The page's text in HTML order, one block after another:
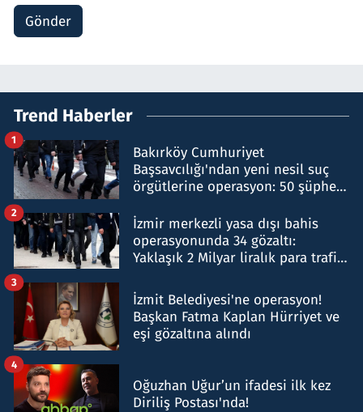
Gönder
Trend Haberler
Bakırköy Cumhuriyet
Başsavcılığı'ndan yeni nesil suç
örgütlerine operasyon: 50 şüpheli
1
İzmir merkezli yasa dışı bahis
operasyonunda 34 gözaltı:
Yaklaşık 2 Milyar liralık para trafiği
2
İzmit Belediyesi'ne operasyon!
Başkan Fatma Kaplan Hürriyet ve
eşi gözaltına alındı
3
Oğuzhan Uğur’un ifadesi ilk kez
Diriliş Postası'nda!
4